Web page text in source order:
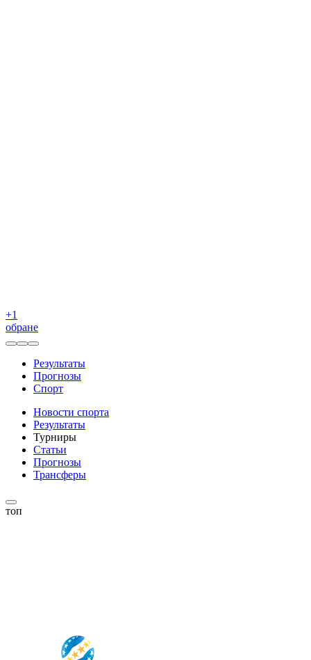
+1
обране
Результаты
Прогнозы
Спорт
Новости спорта
Результаты
Турниры
Статьи
Прогнозы
Трансферы
топ